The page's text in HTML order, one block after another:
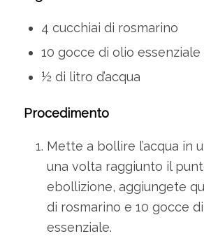
4 cucchiai di rosmarino
10 gocce di olio
½ di litro d’acqua
Procedimento
Mette a bollire l’acqua in
una volta raggiunto il
ebollizione, aggiungete
di rosmarino e 10 gocce
essenziale.